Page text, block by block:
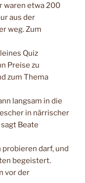
waren etwa 200
aus der
weg. Zum
Quiz
Preise zu
zum Thema
langsam in die
in närrischer
Beate
probieren darf, und
begeistert.
vor der